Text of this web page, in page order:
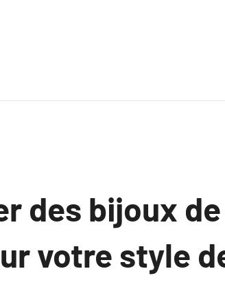
des bijoux de
votre style